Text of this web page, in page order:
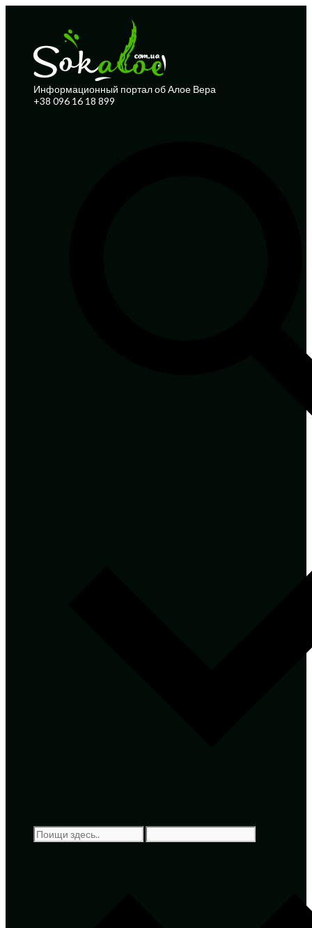
Информационный портал об Алое Вера
+38 096 16 18 899